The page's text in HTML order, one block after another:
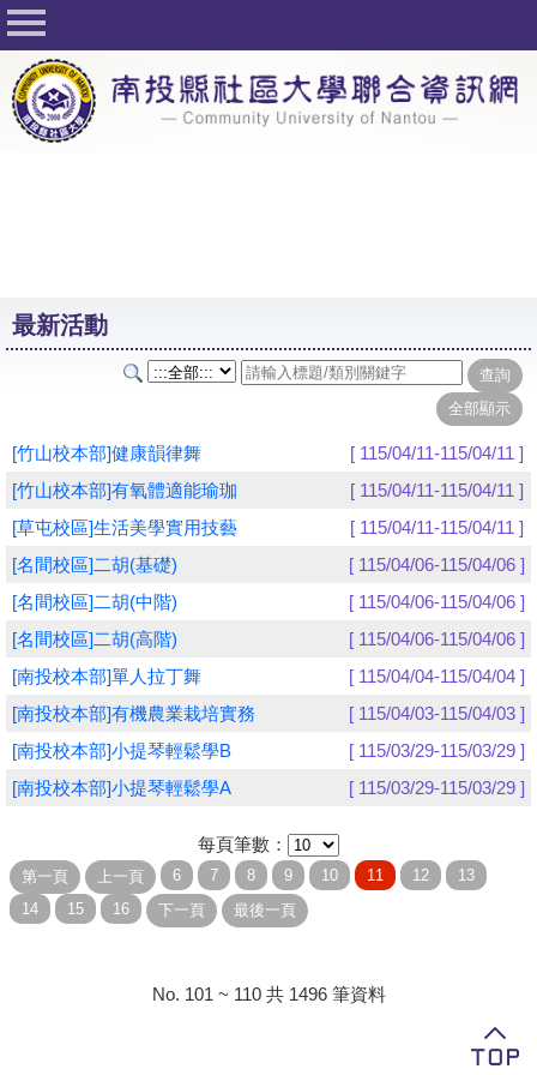
回首頁
關於社大
公佈欄
課程一覽表
志工與社團
友站連結
網路選課
學員專區
教師專區
評委專區
最新活動
[竹山校本部]健康韻律舞
[ 115/04/11-115/04/11 ]
[竹山校本部]有氧體適能瑜珈
[ 115/04/11-115/04/11 ]
[草屯校區]生活美學實用技藝
[ 115/04/11-115/04/11 ]
[名間校區]二胡(基礎)
[ 115/04/06-115/04/06 ]
[名間校區]二胡(中階)
[ 115/04/06-115/04/06 ]
[名間校區]二胡(高階)
[ 115/04/06-115/04/06 ]
[南投校本部]單人拉丁舞
[ 115/04/04-115/04/04 ]
[南投校本部]有機農業栽培實務
[ 115/04/03-115/04/03 ]
[南投校本部]小提琴輕鬆學B
[ 115/03/29-115/03/29 ]
[南投校本部]小提琴輕鬆學A
[ 115/03/29-115/03/29 ]
每頁筆數：
No. 101 ~ 110 共 1496 筆資料